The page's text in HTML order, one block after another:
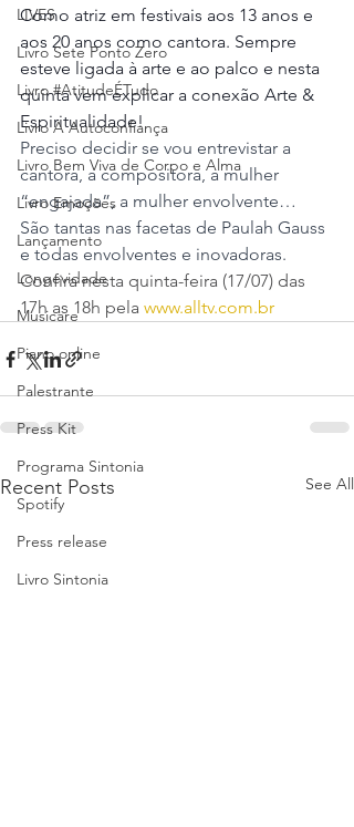
LIVES
Livro Sete Ponto Zero
Livro #AtitudeÉTudo
Livro A Autoconfiança
Livro Bem Viva de Corpo e Alma
Livro Emoções
Lançamento
Longevidade
Musicare
Piano online
Palestrante
Press Kit
Programa Sintonia
Spotify
Press release
Livro Sintonia
Como atriz em festivais aos 13 anos e
aos 20 anos como cantora. Sempre
esteve ligada à arte e ao palco e nesta
quinta vem explicar a conexão Arte &
Espiritualidade!
Preciso decidir se vou entrevistar a
cantora, a compositora, a mulher
“engajada”, a mulher envolvente…
São tantas nas facetas de Paulah Gauss
e todas envolventes e inovadoras.
Confira nesta quinta-feira (17/07) das
17h as 18h pela www.alltv.com.br
Recent Posts See All